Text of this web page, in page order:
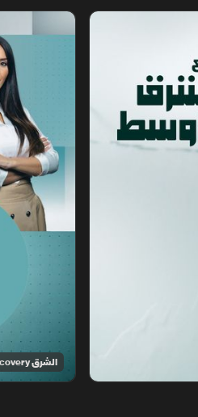
الخبر الآخر
الشرق Discovery